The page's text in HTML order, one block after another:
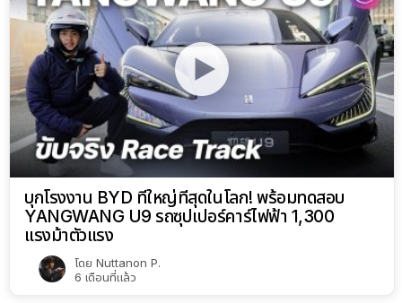
บุกโรงงาน BYD ที่ใหญ่ที่สุดในโลก! พร้อมทดสอบ
YANGWANG U9 รถซุปเปอร์คาร์ไฟฟ้า 1,300
แรงม้าตัวแรง
โดย Nuttanon P.
6 เดือนที่แล้ว